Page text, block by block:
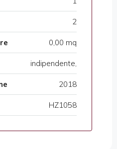
2
0,00 mq
indipendente,
2018
HZ1058